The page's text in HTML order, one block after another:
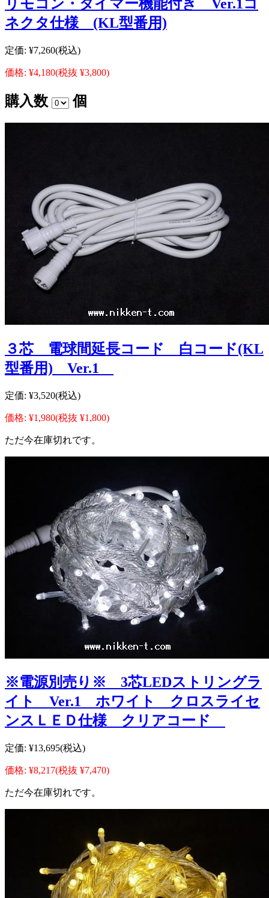
リモコン・タイマー機能付き Ver.1コ
ネクタ仕様 (KL型番用)
定価: ¥7,260(税込)
価格: ¥4,180(税抜 ¥3,800)
購入数 個
３芯 電球間延長コード 白コード(KL
型番用) Ver.1
定価: ¥3,520(税込)
価格: ¥1,980(税抜 ¥1,800)
ただ今在庫切れです。
※電源別売り※ 3芯LEDストリングラ
イト Ver.1 ホワイト クロスライセ
ンスＬＥＤ仕様 クリアコード
定価: ¥13,695(税込)
価格: ¥8,217(税抜 ¥7,470)
ただ今在庫切れです。